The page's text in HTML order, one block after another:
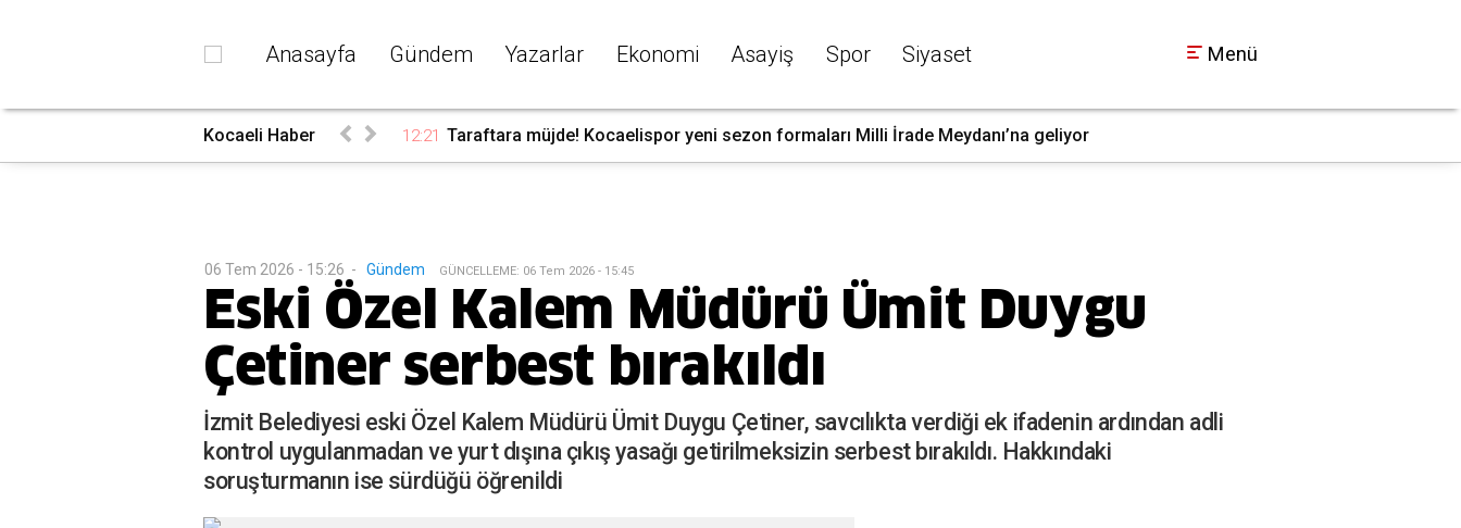
Anasayfa Gündem Yazarlar Ekonomi Asayiş Spor Siyaset Menü
Kocaeli Haber 12:21 Taraftara müjde! Kocaelispor yeni sezon formaları Milli İrade Meydanı’na geliyor
06 Tem 2026 - 15:26 - Gündem GÜNCELLEME: 06 Tem 2026 - 15:45
Eski Özel Kalem Müdürü Ümit Duygu
Çetiner serbest bırakıldı
İzmit Belediyesi eski Özel Kalem Müdürü Ümit Duygu Çetiner, savcılıkta verdiği ek ifadenin ardından adli
kontrol uygulanmadan ve yurt dışına çıkış yasağı getirilmeksizin serbest bırakıldı. Hakkındaki
soruşturmanın ise sürdüğü öğrenildi